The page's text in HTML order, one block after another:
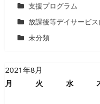
支援プログラム
放課後等デイサービ
未分類
2021年8月
月
火 水